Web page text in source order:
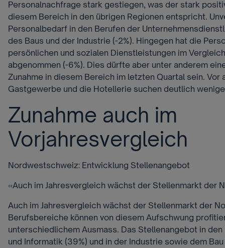
Personalnachfrage stark gestiegen, was der stark
diesem Bereich in den übrigen Regionen entspricht.
Personalbedarf in den Berufen der
des Baus und der Industrie (-2%). Hingegen hat die
persönlichen und sozialen Dienstleistungen im
abgenommen (-6%). Dies dürfte aber unter anderem
Zunahme in diesem Bereich im letzten Quartal sein. Vor
Gastgewerbe und die Hotellerie suchen deutlich
Zunahme auch im
Vorjahresvergleich
Nordwestschweiz: Entwicklung Stellenangebot
«Auch im Jahresvergleich wächst der Stellenmarkt der
Auch im Jahresvergleich wächst der Stellenmarkt der
Berufsbereiche können von diesem Aufschwung
unterschiedlichem Ausmass. Das Stellenangebot in
und Informatik (39%) und in der Industrie sowie dem